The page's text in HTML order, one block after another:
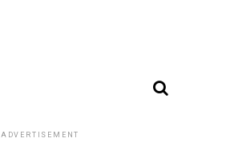
ADVERTISEMENT